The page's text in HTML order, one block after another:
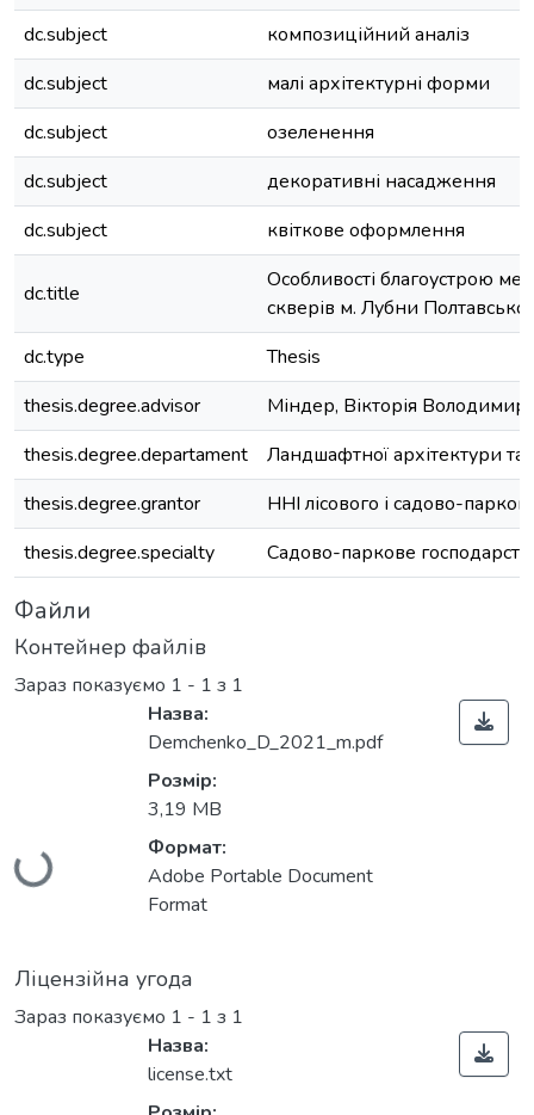
dc.subject
композиційний аналіз
dc.subject
малі архітектурні форми
dc.subject
озеленення
dc.subject
декоративні насадження
dc.subject
квіткове оформлення
dc.title
Особливості благоустрою
скверів м. Лубни Полтавської
dc.type
Thesis
thesis.degree.advisor
Міндер, Вікторія
thesis.degree.departament
Ландшафтної архітектури та
thesis.degree.grantor
ННІ лісового і садово-
thesis.degree.specialty
Садово-паркове
Файли
Контейнер файлів
Зараз показуємо 1 - 1 з 1
Вантажиться...
Назва:
Demchenko_D_2021_m.pdf
Розмір:
3,19 MB
Формат:
Adobe Portable Document
Format
Ліцензійна угода
Зараз показуємо 1 - 1 з 1
Назва:
license.txt